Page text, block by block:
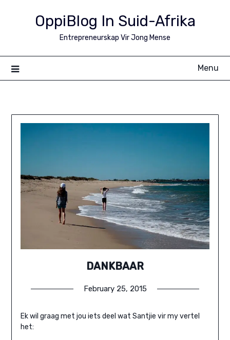
OppiBlog In Suid-Afrika
Entrepreneurskap Vir Jong Mense
Menu
DANKBAAR
February 25, 2015
Ek wil graag met jou iets deel wat Santjie vir my vertel
het: